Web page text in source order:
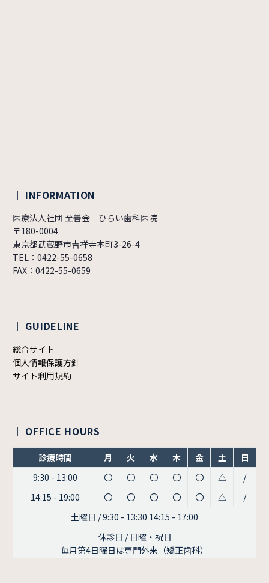
｜ INFORMATION
医療法人社団 至善会 ひらい歯科医院
〒180-0004
東京都武蔵野市吉祥寺本町3-26-4
TEL：0422-55-0658
FAX：0422-55-0659
｜ GUIDELINE
総合サイト
個人情報保護方針
サイト利用規約
｜ OFFICE HOURS
診療時間 月 火 水 木 金 土
日
9:30 - 13:00
〇 〇 〇 〇 〇 △
/
14:15 - 19:00
〇 〇 〇 〇 〇 △
/
土曜日 / 9:30 - 13:30 14:15 - 17:00
休診日 / 日曜・祝日
毎月第4日曜日は専門外来（矯正歯科）